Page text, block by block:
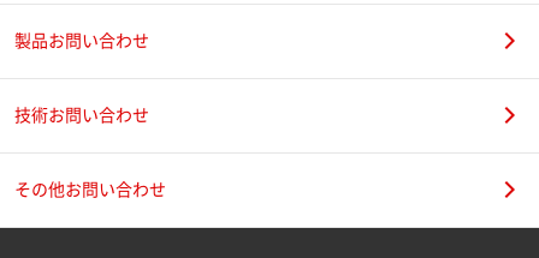
製品お問い合わせ
技術お問い合わせ
その他お問い合わせ